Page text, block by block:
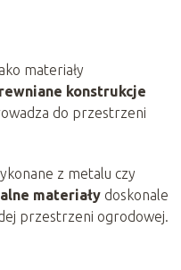
materiały
konstrukcje
do przestrzeni
z metalu czy
materiały doskonale
przestrzeni ogrodowej.